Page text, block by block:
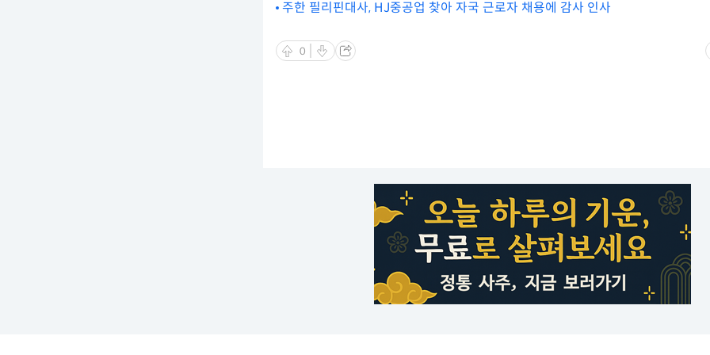
주한 필리핀대사, HJ중공업 찾아 자국 근로자 채용에 감사 인사
0